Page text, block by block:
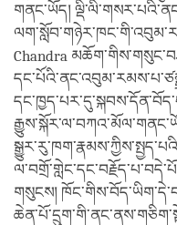
གནང་ཡོད།
Chandra
གསུངས།